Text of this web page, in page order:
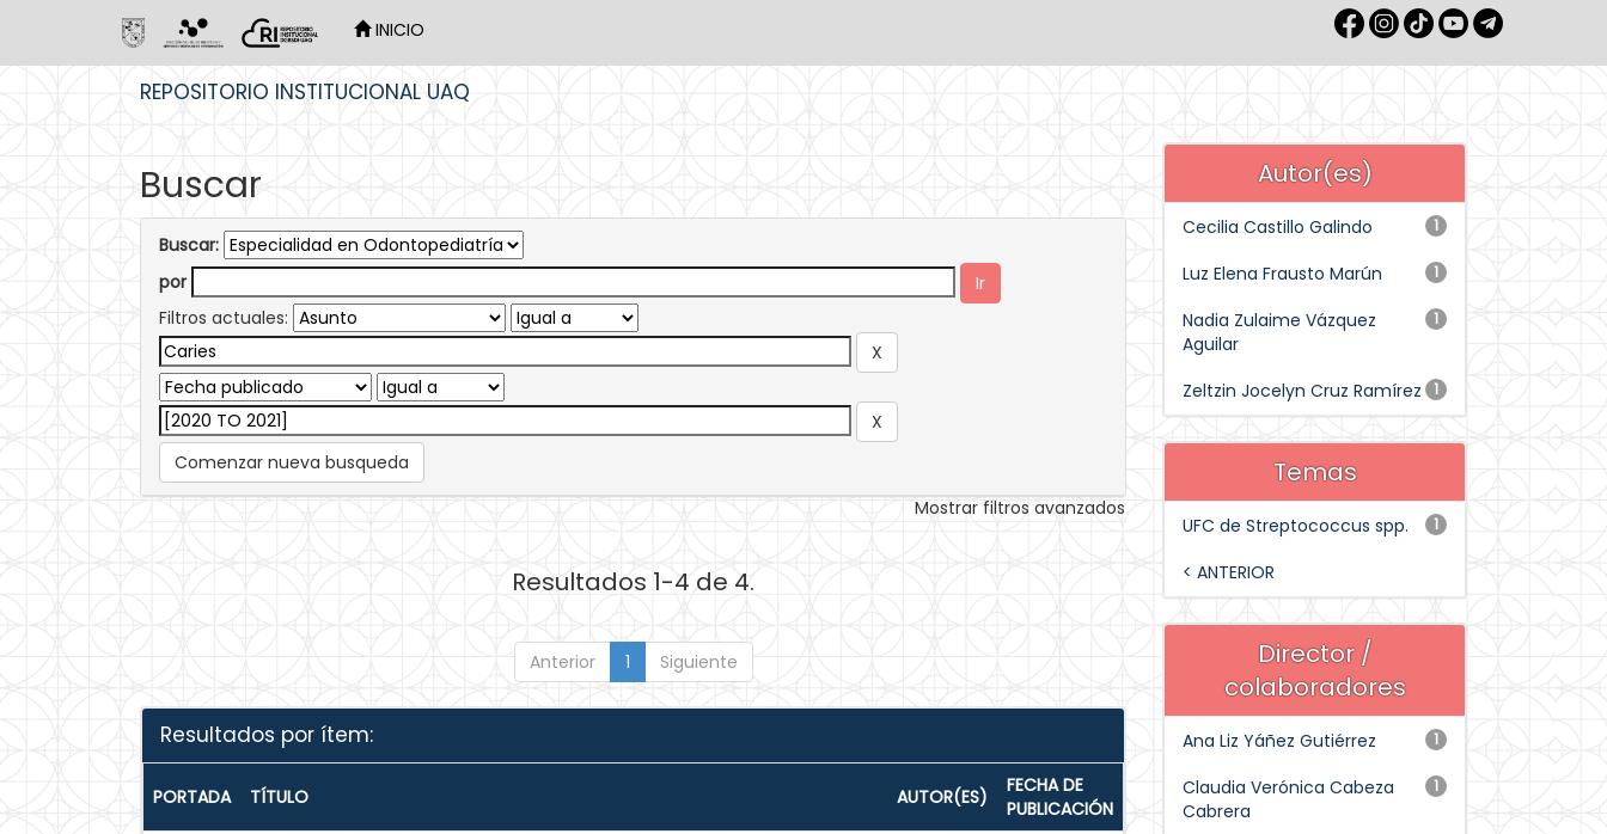
INICIO
REPOSITORIO INSTITUCIONAL UAQ
Buscar
Buscar:
por
Filtros actuales:
Comenzar nueva busqueda
Mostrar filtros avanzados
Resultados 1-4 de 4.
Anterior 1 Siguiente
Resultados por ítem:
PORTADA TÍTULO AUTOR(ES)
FECHA DE
PUBLICACIÓN
Autor(es)
1
Cecilia Castillo Galindo
1
Luz Elena Frausto Marún
1
Nadia Zulaime Vázquez
Aguilar
1
Zeltzin Jocelyn Cruz Ramírez
Temas
1
UFC de Streptococcus spp.
< ANTERIOR
Director /
colaboradores
1
Ana Liz Yáñez Gutiérrez
1
Claudia Verónica Cabeza
Cabrera